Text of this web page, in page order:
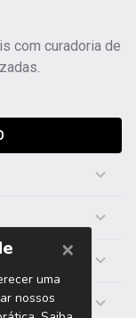
com curadoria de